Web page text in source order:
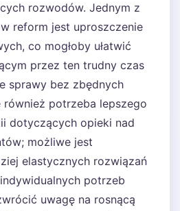
rozwodów. Jednym z
reform jest uproszczenie
co mogłoby ułatwić
przez ten trudny czas
sprawy bez zbędnych
również potrzeba lepszego
dotyczących opieki nad
możliwe jest
elastycznych rozwiązań
potrzeb
uwagę na rosnącą